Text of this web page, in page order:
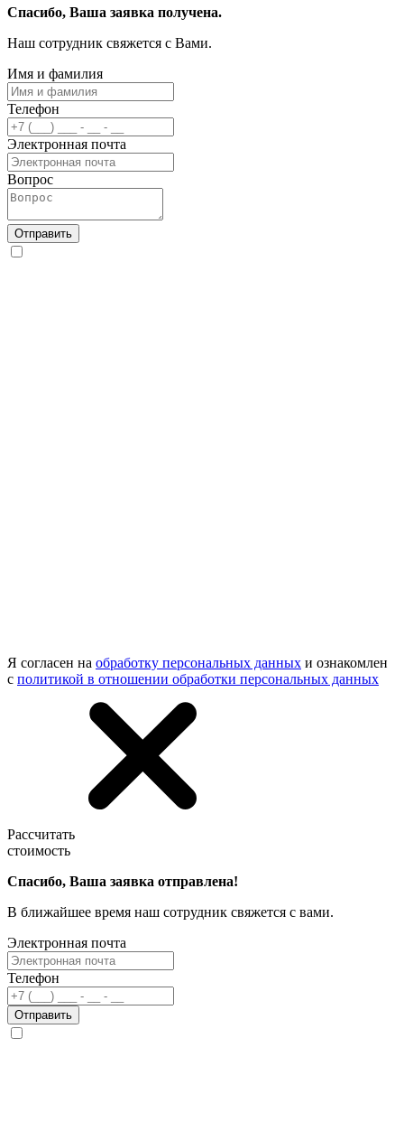
Спасибо, Ваша заявка получена.
Наш сотрудник свяжется с Вами.
Имя и фамилия
Телефон
Электронная почта
Вопрос
Отправить
Я согласен на обработку персональных данных и ознакомлен
с политикой в отношении обработки персональных данных
Рассчитать
стоимость
Спасибо, Ваша заявка отправлена!
В ближайшее время наш сотрудник свяжется с вами.
Электронная почта
Телефон
Отправить